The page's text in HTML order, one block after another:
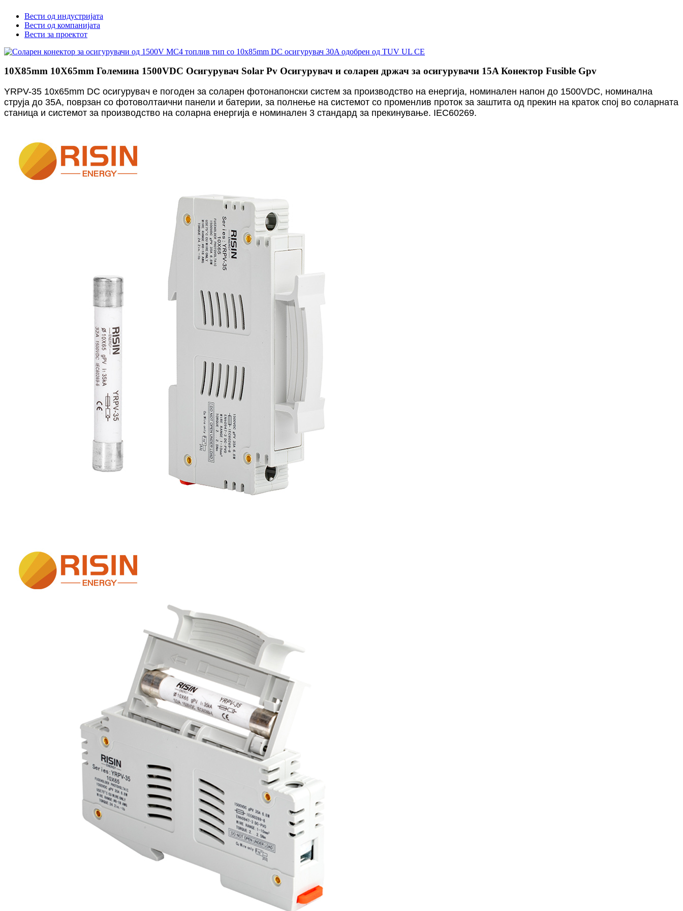
Вести од индустријата
Вести од компанијата
Вести за проектот
10X85mm 10X65mm Големина 1500VDC Осигурувач Solar Pv Осигурувач и соларен држач за осигурувачи 15A Конектор Fusible Gpv
YRPV-35 10x65mm DC осигурувач е погоден за соларен фотонапонски систем за производство на енергија, номинален напон до 1500VDC, номинална
струја до 35A, поврзан со фотоволтаични панели и батерии, за полнење на системот со променлив проток за заштита од прекин на краток спој во соларната
станица и системот за производство на соларна енергија е номинален 3 стандард за прекинување. IEC60269.